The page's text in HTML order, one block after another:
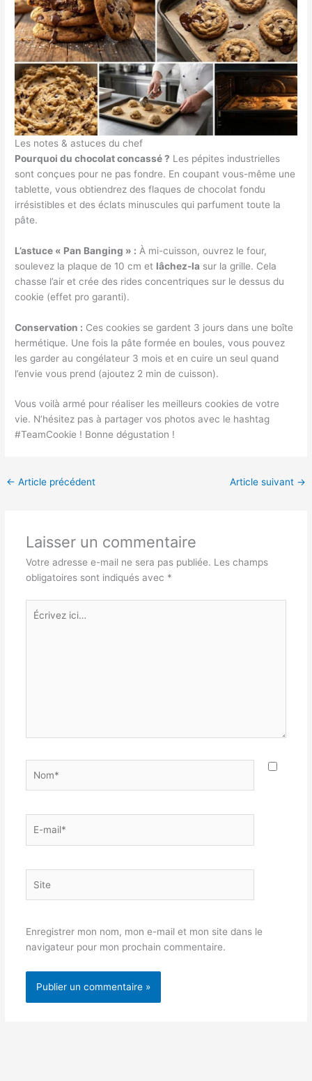
Les notes & astuces du chef
Pourquoi du chocolat concassé ? Les pépites industrielles
sont conçues pour ne pas fondre. En coupant vous-même une
tablette, vous obtiendrez des flaques de chocolat fondu
irrésistibles et des éclats minuscules qui parfument toute la
pâte.
L’astuce « Pan Banging » : À mi-cuisson, ouvrez le four,
soulevez la plaque de 10 cm et lâchez-la sur la grille. Cela
chasse l’air et crée des rides concentriques sur le dessus du
cookie (effet pro garanti).
Conservation : Ces cookies se gardent 3 jours dans une boîte
hermétique. Une fois la pâte formée en boules, vous pouvez
les garder au congélateur 3 mois et en cuire un seul quand
l’envie vous prend (ajoutez 2 min de cuisson).
Vous voilà armé pour réaliser les meilleurs cookies de votre
vie. N’hésitez pas à partager vos photos avec le hashtag
#TeamCookie ! Bonne dégustation !
← Article précédent Article suivant →
Laisser un commentaire
Votre adresse e-mail ne sera pas publiée. Les champs
obligatoires sont indiqués avec *
Écrivez
ici…
mail*
Enregistrer mon nom, mon e-mail et mon site dans le
navigateur pour mon prochain commentaire.